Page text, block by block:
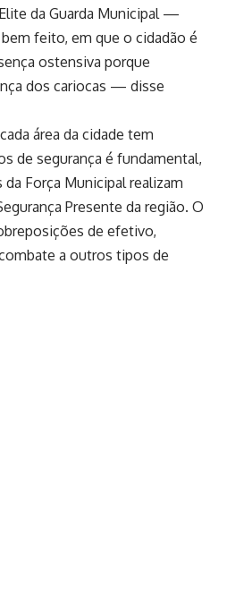
da Guarda Municipal —
feito, em que o cidadão é
ostensiva porque
dos cariocas — disse
área da cidade tem
de segurança é fundamental,
Força Municipal realizam
Presente da região. O
de efetivo,
a outros tipos de